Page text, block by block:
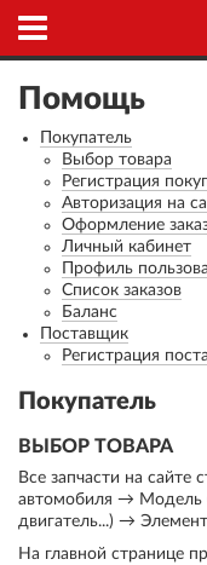
Помощь
Покупатель
Выбор товара
Регистрация
Авторизация на
Оформление
Личный кабинет
Профиль
Список заказов
Баланс
Поставщик
Регистрация
Покупатель
ВЫБОР ТОВАРА
Все запчасти на сайте
автомобиля → Модель
двигатель...) →
На главной странице